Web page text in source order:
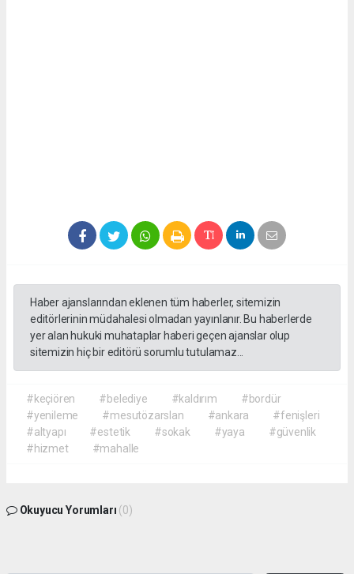
Haber ajanslarından eklenen tüm haberler, sitemizin
editörlerinin müdahalesi olmadan yayınlanır. Bu haberlerde
yer alan hukuki muhataplar haberi geçen ajanslar olup
sitemizin hiç bir editörü sorumlu tutulamaz...
#keçiören #belediye #kaldırım
#bordür
#yenileme
#mesutözarslan #ankara
#fenişleri
#altyapı
#estetik #sokak #yaya
#güvenlik
#hizmet
#mahalle
Okuyucu Yorumları (0)